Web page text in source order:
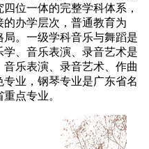
位一体的完整学科体系，
办学层次，普通教育为
。一级学科音乐与舞蹈是
、音乐表演、录音艺术是
乐表演、录音艺术、作曲
业，钢琴专业是广东省名
点专业。